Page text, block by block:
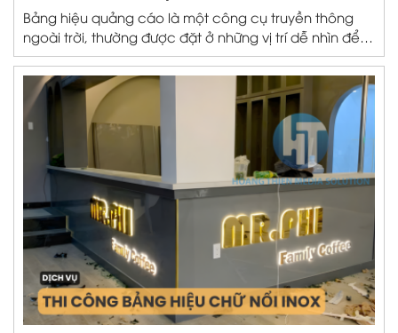
Bảng hiệu quảng cáo là một công cụ truyền thông
ngoài trời, thường được đặt ở những vị trí dễ nhìn để
thu hút sự chú ý của người đi đường. Bảng hiệu này có
thể được sử dụng để quảng bá sản phẩm, dịch vụ, sự
kiện hoặc thông điệp nào đó của doanh nghiệp, tổ
chức hay cá nhân...